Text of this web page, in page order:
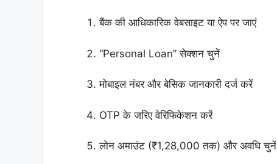
बैंक की आधिकारिक वेबसाइट या ऐप पर जाएं
“Personal Loan” सेक्शन चुनें
मोबाइल नंबर और बेसिक जानकारी दर्ज करें
OTP के जरिए वेरिफिकेशन करें
लोन अमाउंट (₹1,28,000 तक) और अवधि चुनें